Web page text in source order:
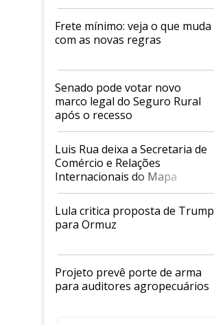
Frete mínimo: veja o que muda
com as novas regras
Senado pode votar novo
marco legal do Seguro Rural
após o recesso
Luis Rua deixa a Secretaria de
Comércio e Relações
Internacionais do Mapa
Lula critica proposta de Trump
para Ormuz
Projeto prevê porte de arma
para auditores agropecuários